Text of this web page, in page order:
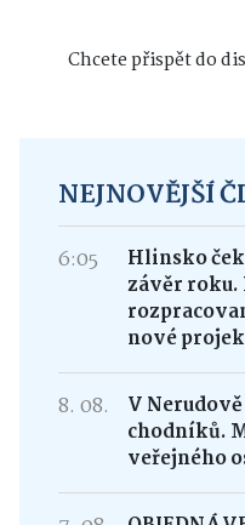
Chcete přispět do
NEJNOVĚJŠÍ
6:05
Hlinsko
závěr roku.
nové
8. 08.
V
chodníků.
veřejného